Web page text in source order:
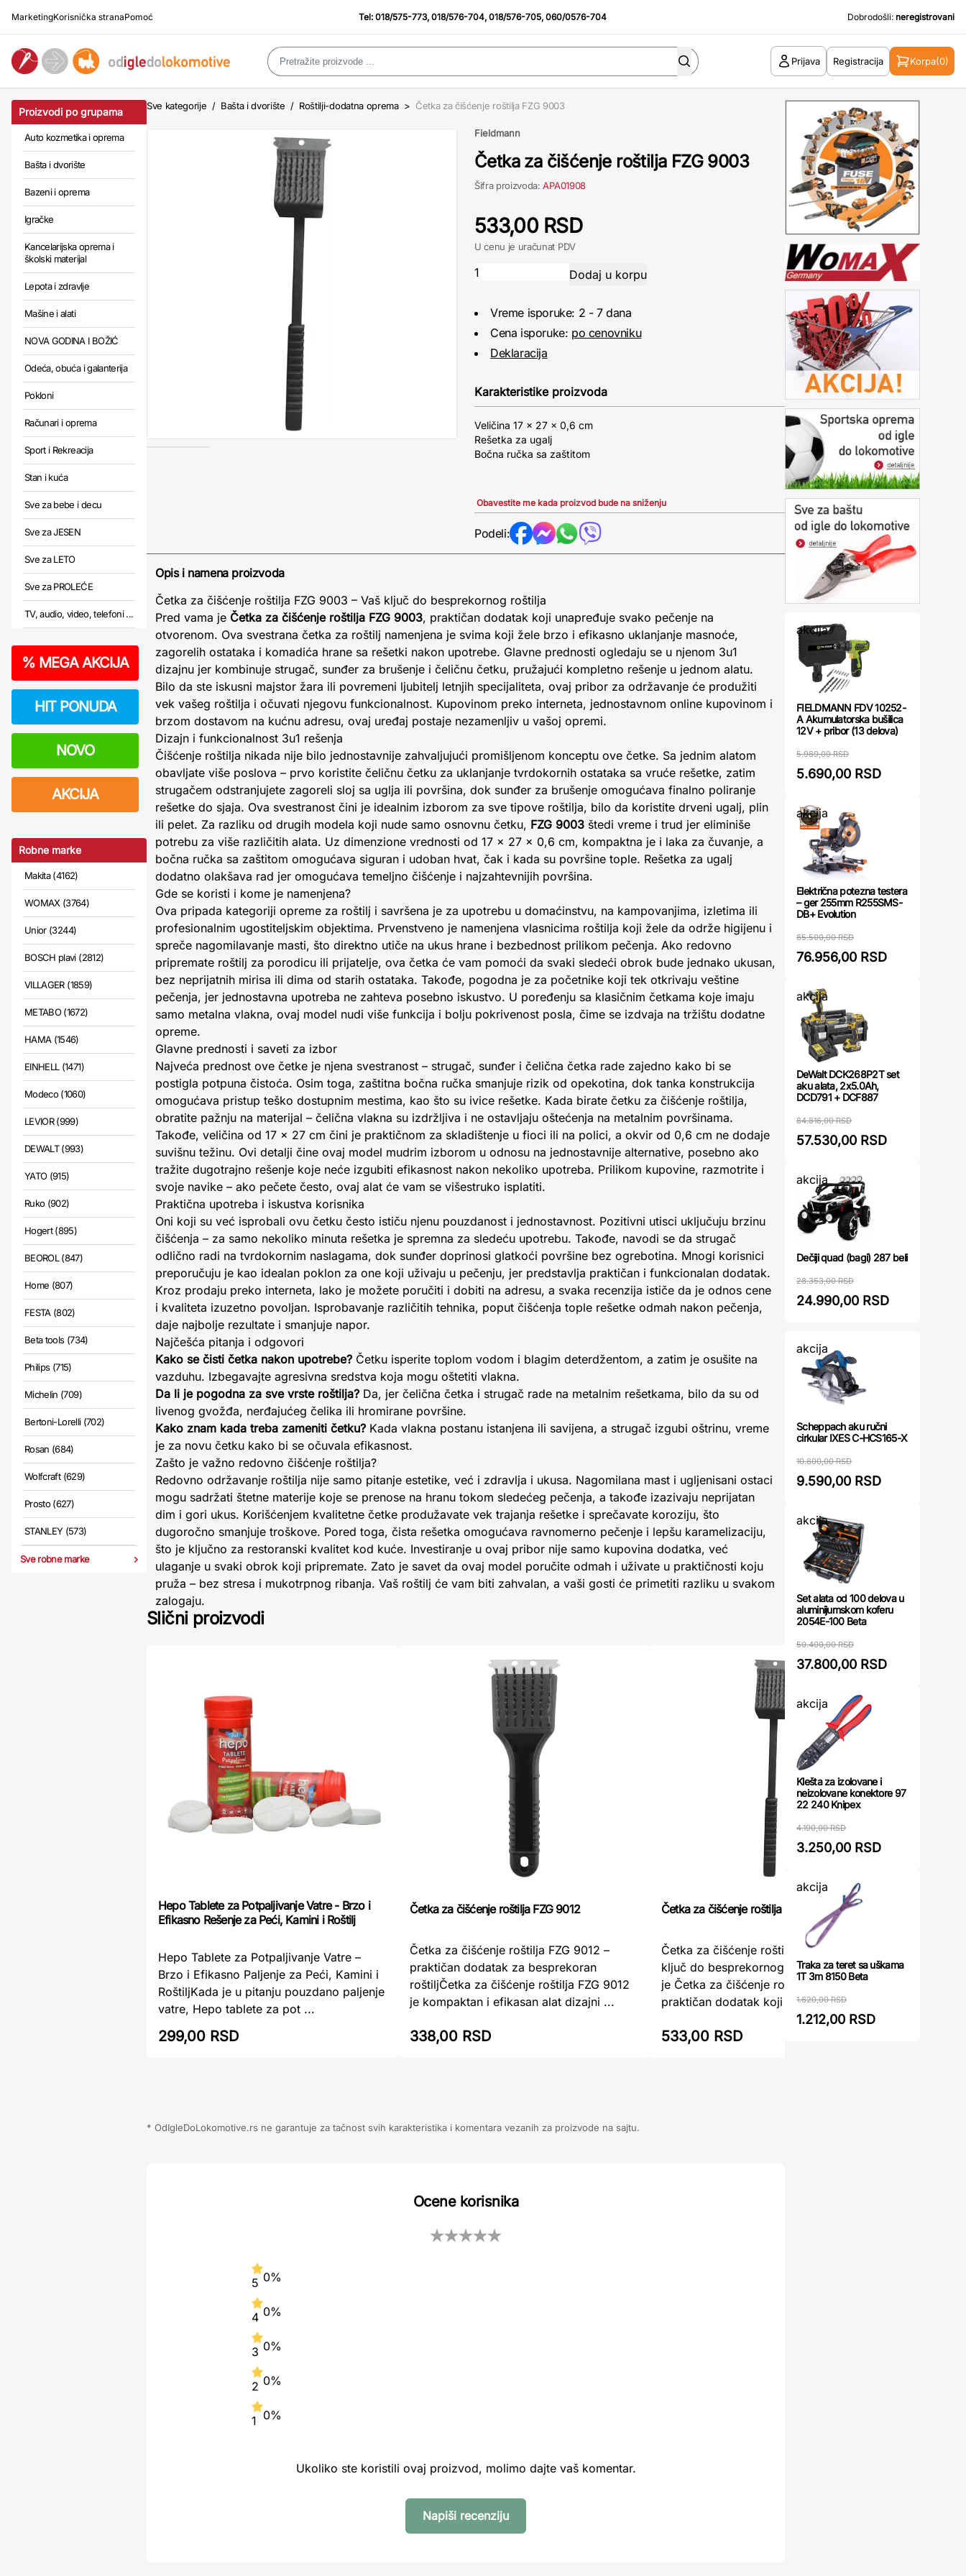
MarketingKorisnička stranaPomoć Tel:018/575-773,018/576-704,018/576-705,060/0576-704 Dobrodošli: neregistrovani
Prijava Registracija Korpa(0)
Proizvodi po grupama
Auto kozmetika i oprema
Bašta i dvorište
Bazeni i oprema
Igračke
Kancelarijska oprema i
školski materijal
Lepota i zdravlje
Mašine i alati
NOVA GODINA I BOŽIĆ
Odeća, obuća i galanterija
Pokloni
Računari i oprema
Sport i Rekreacija
Stan i kuća
Sve za bebe i decu
Sve za JESEN
Sve za LETO
Sve za PROLEĆE
TV, audio, video, telefoni ...
% MEGA AKCIJA
HIT PONUDA
NOVO
AKCIJA
Robne marke
Makita (4162)
WOMAX (3764)
Unior (3244)
BOSCH plavi (2812)
VILLAGER (1859)
METABO (1672)
HAMA (1546)
EINHELL (1471)
Modeco (1060)
LEVIOR (999)
DEWALT (993)
YATO (915)
Ruko (902)
Hogert (895)
BEOROL (847)
Home (807)
FESTA (802)
Beta tools (734)
Philips (715)
Michelin (709)
Bertoni-Lorelli (702)
Rosan (684)
Wolfcraft (629)
Prosto (627)
STANLEY (573)
Sve robne marke
Sve kategorije / Bašta i dvorište / Roštilji-dodatna oprema > Četka za čišćenje roštilja FZG 9003
Fieldmann
Četka za čišćenje roštilja FZG 9003
Šifra proizvoda:APA01908
533,00 RSD
U cenu je uračunat PDV
Vreme isporuke: 2 - 7 dana
Cena isporuke: po cenovniku
Deklaracija
Karakteristike proizvoda
Veličina 17 x 27 x 0,6 cm
Rešetka za ugalj
Bočna ručka sa zaštitom
Obavestite me kada proizvod bude na sniženju
Podeli:
Opis i namena proizvoda
Četka za čišćenje roštilja FZG 9003 – Vaš ključ do besprekornog roštilja
Pred vama je Četka za čišćenje roštilja FZG 9003, praktičan dodatak koji unapređuje svako pečenje na
otvorenom. Ova svestrana četka za roštilj namenjena je svima koji žele brzo i efikasno uklanjanje masnoće,
zagorelih ostataka i komadića hrane sa rešetki nakon upotrebe. Glavne prednosti ogledaju se u njenom 3u1
dizajnu jer kombinuje strugač, sunđer za brušenje i čeličnu četku, pružajući kompletno rešenje u jednom alatu.
Bilo da ste iskusni majstor žara ili povremeni ljubitelj letnjih specijaliteta, ovaj pribor za održavanje će produžiti
vek vašeg roštilja i očuvati njegovu funkcionalnost. Kupovinom preko interneta, jednostavnom online kupovinom i
brzom dostavom na kućnu adresu, ovaj uređaj postaje nezamenljiv u vašoj opremi.
Dizajn i funkcionalnost 3u1 rešenja
Čišćenje roštilja nikada nije bilo jednostavnije zahvaljujući promišljenom konceptu ove četke. Sa jednim alatom
obavljate više poslova – prvo koristite čeličnu četku za uklanjanje tvrdokornih ostataka sa vruće rešetke, zatim
strugačem odstranjujete zagoreli sloj sa uglja ili površina, dok sunđer za brušenje omogućava finalno poliranje
rešetke do sjaja. Ova svestranost čini je idealnim izborom za sve tipove roštilja, bilo da koristite drveni ugalj, plin
ili pelet. Za razliku od drugih modela koji nude samo osnovnu četku, FZG 9003 štedi vreme i trud jer eliminiše
potrebu za više različitih alata. Uz dimenzione vrednosti od 17 x 27 x 0,6 cm, kompaktna je i laka za čuvanje, a
bočna ručka sa zaštitom omogućava siguran i udoban hvat, čak i kada su površine tople. Rešetka za ugalj
dodatno olakšava rad jer omogućava temeljno čišćenje i najzahtevnijih površina.
Gde se koristi i kome je namenjena?
Ova pripada kategoriji opreme za roštilj i savršena je za upotrebu u domaćinstvu, na kampovanjima, izletima ili
profesionalnim ugostiteljskim objektima. Prvenstveno je namenjena vlasnicima roštilja koji žele da održe higijenu i
spreče nagomilavanje masti, što direktno utiče na ukus hrane i bezbednost prilikom pečenja. Ako redovno
pripremate roštilj za porodicu ili prijatelje, ova četka će vam pomoći da svaki sledeći obrok bude jednako ukusan,
bez neprijatnih mirisa ili dima od starih ostataka. Takođe, pogodna je za početnike koji tek otkrivaju veštine
pečenja, jer jednostavna upotreba ne zahteva posebno iskustvo. U poređenju sa klasičnim četkama koje imaju
samo metalna vlakna, ovaj model nudi više funkcija i bolju pokrivenost posla, čime se izdvaja na tržištu dodatne
opreme.
Glavne prednosti i saveti za izbor
Najveća prednost ove četke je njena svestranost – strugač, sunđer i čelična četka rade zajedno kako bi se
postigla potpuna čistoća. Osim toga, zaštitna bočna ručka smanjuje rizik od opekotina, dok tanka konstrukcija
omogućava pristup teško dostupnim mestima, kao što su ivice rešetke. Kada birate četku za čišćenje roštilja,
obratite pažnju na materijal – čelična vlakna su izdržljiva i ne ostavljaju oštećenja na metalnim površinama.
Takođe, veličina od 17 x 27 cm čini je praktičnom za skladištenje u fioci ili na polici, a okvir od 0,6 cm ne dodaje
suvišnu težinu. Ovi detalji čine ovaj model mudrim izborom u odnosu na jednostavnije alternative, posebno ako
tražite dugotrajno rešenje koje neće izgubiti efikasnost nakon nekoliko upotreba. Prilikom kupovine, razmotrite i
svoje navike – ako pečete često, ovaj alat će vam se višestruko isplatiti.
Praktična upotreba i iskustva korisnika
Oni koji su već isprobali ovu četku često ističu njenu pouzdanost i jednostavnost. Pozitivni utisci uključuju brzinu
čišćenja – za samo nekoliko minuta rešetka je spremna za sledeću upotrebu. Takođe, navodi se da strugač
odlično radi na tvrdokornim naslagama, dok sunđer doprinosi glatkoći površine bez ogrebotina. Mnogi korisnici
preporučuju je kao idealan poklon za one koji uživaju u pečenju, jer predstavlja praktičan i funkcionalan dodatak.
Kroz prodaju preko interneta, lako je možete poručiti i dobiti na adresu, a svaka recenzija ističe da je odnos cene
i kvaliteta izuzetno povoljan. Isprobavanje različitih tehnika, poput čišćenja tople rešetke odmah nakon pečenja,
daje najbolje rezultate i smanjuje napor.
Najčešća pitanja i odgovori
Kako se čisti četka nakon upotrebe? Četku isperite toplom vodom i blagim deterdžentom, a zatim je osušite na
vazduhu. Izbegavajte agresivna sredstva koja mogu oštetiti vlakna.
Da li je pogodna za sve vrste roštilja? Da, jer čelična četka i strugač rade na metalnim rešetkama, bilo da su od
livenog gvožđa, nerđajućeg čelika ili hromirane površine.
Kako znam kada treba zameniti četku? Kada vlakna postanu istanjena ili savijena, a strugač izgubi oštrinu, vreme
je za novu četku kako bi se očuvala efikasnost.
Zašto je važno redovno čišćenje roštilja?
Redovno održavanje roštilja nije samo pitanje estetike, već i zdravlja i ukusa. Nagomilana mast i ugljenisani ostaci
mogu sadržati štetne materije koje se prenose na hranu tokom sledećeg pečenja, a takođe izazivaju neprijatan
dim i gori ukus. Korišćenjem kvalitetne četke produžavate vek trajanja rešetke i sprečavate koroziju, što
dugoročno smanjuje troškove. Pored toga, čista rešetka omogućava ravnomerno pečenje i lepšu karamelizaciju,
što je ključno za restoranski kvalitet kod kuće. Investiranje u ovaj pribor nije samo kupovina dodatka, već
ulaganje u svaki obrok koji pripremate. Zato je savet da ovaj model poručite odmah i uživate u praktičnosti koju
pruža – bez stresa i mukotrpnog ribanja. Vaš roštilj će vam biti zahvalan, a vaši gosti će primetiti razliku u svakom
zalogaju.
Slični proizvodi
Hepo Tablete za Potpaljivanje Vatre - Brzo i
Efikasno Rešenje za Peći, Kamini i Roštilj
Hepo Tablete za Potpaljivanje Vatre –
Brzo i Efikasno Paljenje za Peći, Kamini i
RoštiljKada je u pitanju pouzdano paljenje
vatre, Hepo tablete za pot ...
299,00 RSD
Četka za čišćenje roštilja FZG 9012
Četka za čišćenje roštilja FZG 9012 –
praktičan dodatak za besprekoran
roštiljČetka za čišćenje roštilja FZG 9012
je kompaktan i efikasan alat dizajni ...
338,00 RSD
Četka za čišćenje roštilja FZG 9003
Četka za čišćenje roštilja FZG 9003 – Vaš
ključ do besprekornog roštiljaPred vama
je Četka za čišćenje roštilja FZG 9003,
praktičan dodatak koji unapr ...
533,00 RSD
* OdIgleDoLokomotive.rs ne garantuje za tačnost svih karakteristika i komentara vezanih za proizvode na sajtu.
Ocene korisnika
5 0%
4 0%
3 0%
2 0%
1 0%
Ukoliko ste koristili ovaj proizvod, molimo dajte vaš komentar.
Napiši recenziju
akcija
FIELDMANN FDV 10252-
A Akumulatorska bušilica
12V + pribor (13 delova)
5.989,00 RSD
5.690,00 RSD
akcija
Električna potezna testera
– ger 255mm R255SMS-
DB+ Evolution
85.500,00 RSD
76.956,00 RSD
akcija
DeWalt DCK268P2T set
aku alata, 2x5.0Ah,
DCD791 + DCF887
84.816,00 RSD
57.530,00 RSD
akcija
Dečiji quad (bagi) 287 beli
28.353,00 RSD
24.990,00 RSD
akcija
Scheppach aku ručni
cirkular IXES C-HCS165-X
10.800,00 RSD
9.590,00 RSD
akcija
Set alata od 100 delova u
aluminijumskom koferu
2054E-100 Beta
50.400,00 RSD
37.800,00 RSD
akcija
Klešta za izolovane i
neizolovane konektore 97
22 240 Knipex
4.190,00 RSD
3.250,00 RSD
akcija
Traka za teret sa uškama
1T 3m 8150 Beta
1.620,00 RSD
1.212,00 RSD